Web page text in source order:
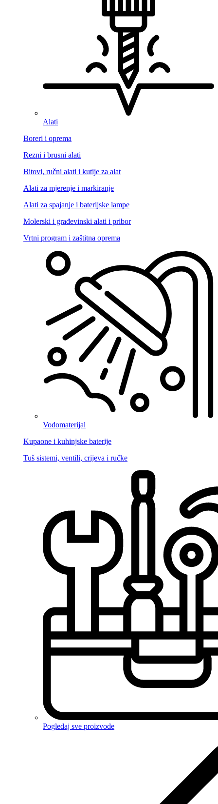
Alati
Boreri i oprema
Rezni i brusni alati
Bitovi, ručni alati i kutije za alat
Alati za mjerenje i markiranje
Alati za spajanje i baterijske lampe
Molerski i građevinski alati i pribor
Vrtni program i zaštitna oprema
Vodomaterijal
Kupaone i kuhinjske baterije
Tuš sistemi, ventili, crijeva i ručke
Pogledaj sve proizvode